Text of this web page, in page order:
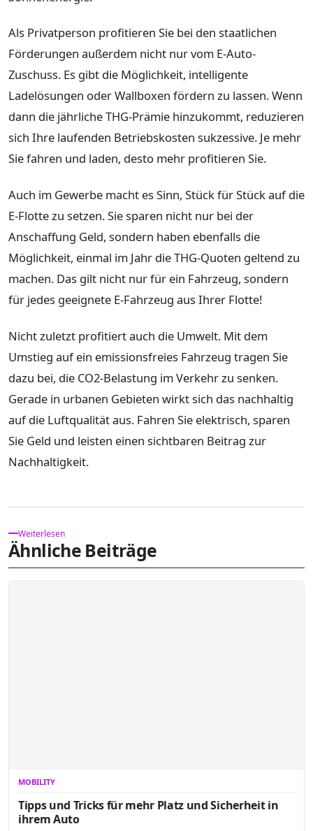
Als Privatperson profitieren Sie bei den staatlichen
Förderungen außerdem nicht nur vom E-Auto-
Zuschuss. Es gibt die Möglichkeit, intelligente
Ladelösungen oder Wallboxen fördern zu lassen. Wenn
dann die jährliche THG-Prämie hinzukommt, reduzieren
sich Ihre laufenden Betriebskosten sukzessive. Je mehr
Sie fahren und laden, desto mehr profitieren Sie.
Auch im Gewerbe macht es Sinn, Stück für Stück auf die
E-Flotte zu setzen. Sie sparen nicht nur bei der
Anschaffung Geld, sondern haben ebenfalls die
Möglichkeit, einmal im Jahr die THG-Quoten geltend zu
machen. Das gilt nicht nur für ein Fahrzeug, sondern
für jedes geeignete E-Fahrzeug aus Ihrer Flotte!
Nicht zuletzt profitiert auch die Umwelt. Mit dem
Umstieg auf ein emissionsfreies Fahrzeug tragen Sie
dazu bei, die CO2-Belastung im Verkehr zu senken.
Gerade in urbanen Gebieten wirkt sich das nachhaltig
auf die Luftqualität aus. Fahren Sie elektrisch, sparen
Sie Geld und leisten einen sichtbaren Beitrag zur
Nachhaltigkeit.
Weiterlesen
Ähnliche Beiträge
MOBILITY
Tipps und Tricks für mehr Platz und Sicherheit in
ihrem Auto